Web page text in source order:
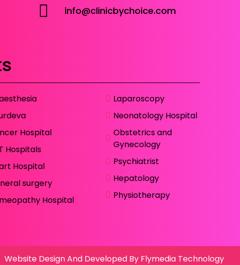
info@clinicbychoice.com
Hospital
Hospitals
Hospital
surgery
Hospital
Laparoscopy
Neonatology Hospital
Obstetrics and
Gynecology
Psychiatrist
Hepatology
Physiotherapy
Website Design And Developed By Flymedia Technology